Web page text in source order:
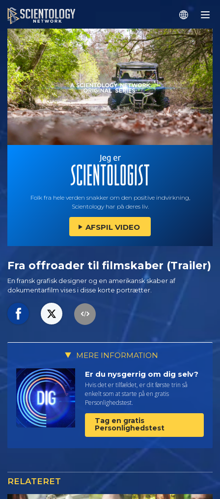
Folk fra hele verden snakker om den positive indvirkning,
Scientology har på deres liv.
AFSPIL VIDEO
Fra offroader til filmskaber (Trailer)
En fransk grafisk designer og en amerikansk skaber af
dokumentarfilm vises i disse korte portrætter.
MERE INFORMATION
Er du nysgerrig om dig selv?
Hvis det er tilfældet, er dit første trin så
enkelt som at starte på en gratis
Personlighedstest.
Tag en gratis
Personlighedstest
RELATERET